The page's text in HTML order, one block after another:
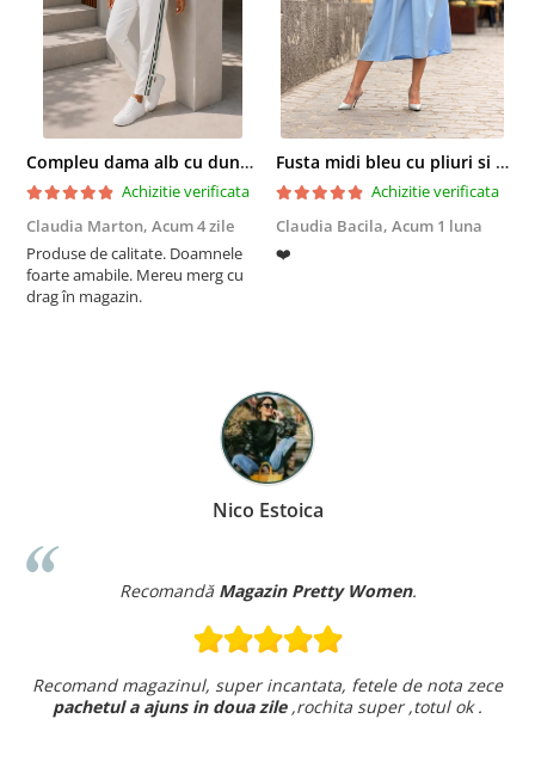
Compleu dama alb cu dungi laterale in nuante de verde si negru
Achizitie verificata
Claudia Marton, Acum 4 zile
Produse de calitate. Doamnele
foarte amabile. Mereu merg cu
drag în magazin.
Fusta midi bleu cu pliuri si buzunare
Achizitie verificata
Claudia Bacila, Acum 1 luna
❤️
Nico Estoica
Recomandă Magazin Pretty Women.
Recomand magazinul, super incantata, fetele de nota zece
pachetul a ajuns in doua zile,rochita super ,totul ok .